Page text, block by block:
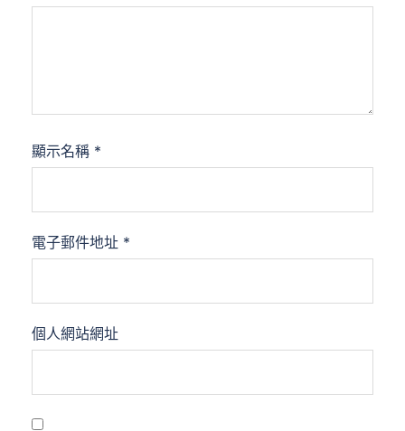
顯示名稱 *
電子郵件地址 *
個人網站網址